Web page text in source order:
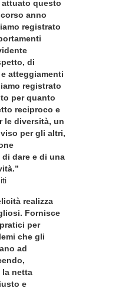
attuato questo
anno
registrato
di
atteggiamenti
registrato
per quanto
reciproco e
le diversità, un
per gli altri,
di dare e di una
realizza
Fornisce
per
che gli
ad
la netta
e